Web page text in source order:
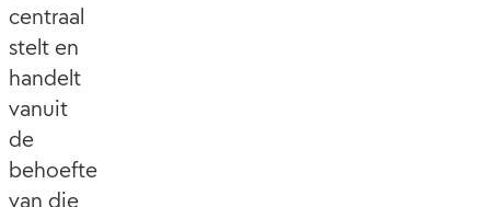
centraal
stelt en
handelt
vanuit
de
behoefte
van die